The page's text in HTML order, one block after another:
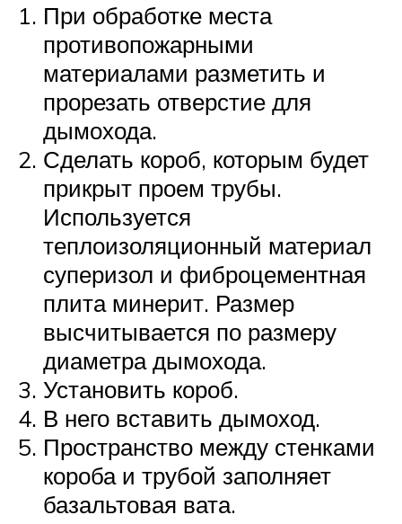
При обработке места
противопожарными
материалами разметить и
прорезать отверстие для
дымохода.
Сделать короб, которым будет
прикрыт проем трубы.
Используется
теплоизоляционный материал
суперизол и фиброцементная
плита минерит. Размер
высчитывается по размеру
диаметра дымохода.
Установить короб.
В него вставить дымоход.
Пространство между стенками
короба и трубой заполняет
базальтовая вата.